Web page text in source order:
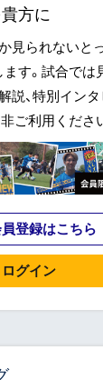
方に
見られないと
す。試合では
説、特別イン
ご利用くださ
登録はこちら
ログイン